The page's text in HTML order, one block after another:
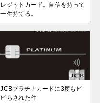
レジットカード。自信を持って
一生持てる。
JCBプラチナカードに3度もビ
ビらされた件